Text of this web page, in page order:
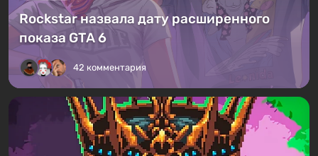
Rockstar назвала дату расширенного
показа GTA 6
42 комментария